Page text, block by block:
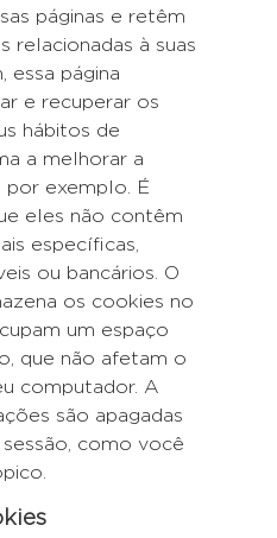
páginas e retêm
relacionadas à suas
essa página
e recuperar os
hábitos de
a melhorar a
por exemplo. É
eles não contêm
específicas,
ou bancários. O
os cookies no
um espaço
que não afetam o
computador. A
são apagadas
como você